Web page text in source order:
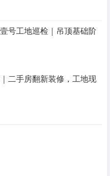
号工地巡检｜吊顶基础阶
二手房翻新装修，工地现